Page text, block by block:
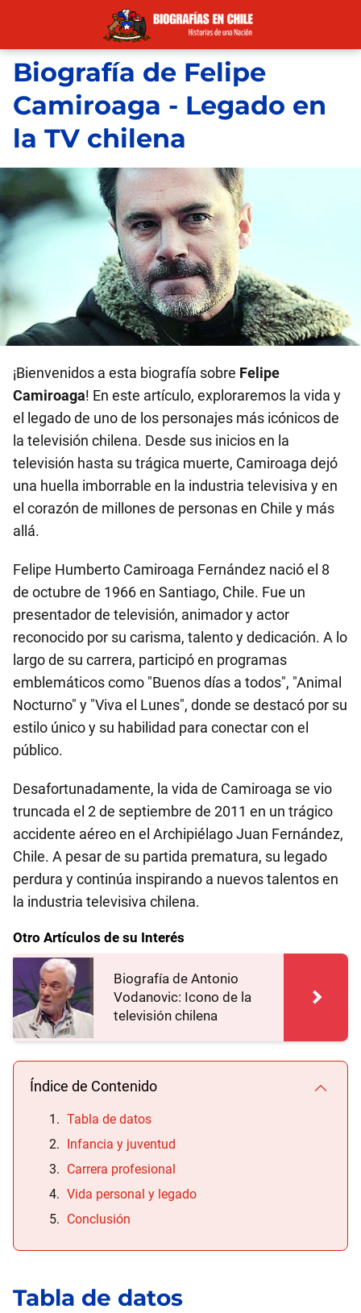
Biografía de Felipe
Camiroaga - Legado en
la TV chilena
¡Bienvenidos a esta biografía sobre Felipe
Camiroaga! En este artículo, exploraremos la vida y
el legado de uno de los personajes más icónicos de
la televisión chilena. Desde sus inicios en la
televisión hasta su trágica muerte, Camiroaga dejó
una huella imborrable en la industria televisiva y en
el corazón de millones de personas en Chile y más
allá.
Felipe Humberto Camiroaga Fernández nació el 8
de octubre de 1966 en Santiago, Chile. Fue un
presentador de televisión, animador y actor
reconocido por su carisma, talento y dedicación. A lo
largo de su carrera, participó en programas
emblemáticos como "Buenos días a todos", "Animal
Nocturno" y "Viva el Lunes", donde se destacó por su
estilo único y su habilidad para conectar con el
público.
Desafortunadamente, la vida de Camiroaga se vio
truncada el 2 de septiembre de 2011 en un trágico
accidente aéreo en el Archipiélago Juan Fernández,
Chile. A pesar de su partida prematura, su legado
perdura y continúa inspirando a nuevos talentos en
la industria televisiva chilena.
Otro Artículos de su Interés
Biografía de Antonio
Vodanovic: Icono de la
televisión chilena
Índice de Contenido
Tabla de datos
Infancia y juventud
Carrera profesional
Vida personal y legado
Conclusión
Tabla de datos